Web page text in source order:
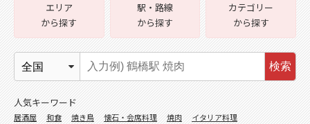
エリア
から探す
駅・路線
から探す
カテゴリー
から探す
検索
人気キーワード
居酒屋 和食 焼き鳥 懐石・会席料理 焼肉
イタリア料理